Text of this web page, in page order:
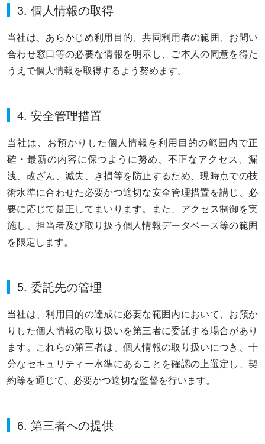
3. 個人情報の取得
当社は、あらかじめ利用目的、共同利用者の範囲、お問い
合わせ窓口等の必要な情報を明示し、ご本人の同意を得た
うえで個人情報を取得するよう努めます。
4. 安全管理措置
当社は、お預かりした個人情報を利用目的の範囲内で正
確・最新の内容に保つように努め、不正なアクセス、漏
洩、改ざん、滅失、き損等を防止するため、現時点での技
術水準に合わせた必要かつ適切な安全管理措置を講じ、必
要に応じて是正してまいります。また、アクセス制御を実
施し、担当者及び取り扱う個人情報データベース等の範囲
を限定します。
5. 委託先の管理
当社は、利用目的の達成に必要な範囲内において、お預か
りした個人情報の取り扱いを第三者に委託する場合があり
ます。これらの第三者は、個人情報の取り扱いにつき、十
分なセキュリティー水準にあることを確認の上選定し、契
約等を通じて、必要かつ適切な監督を行います。
6. 第三者への提供